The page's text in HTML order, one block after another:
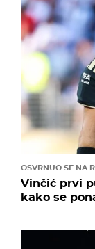
OSVRNUO SE NA
Vinčić prvi
kako se